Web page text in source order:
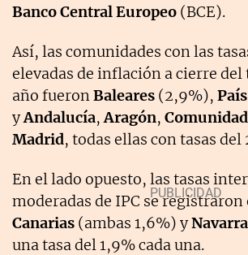
Banco Central Europeo (BCE).
Así, las comunidades con las
elevadas de inflación a cierre del
año fueronBaleares (2,9%),
yAndalucía,Aragón,
Madrid, todas ellas con tasas del
En el lado opuesto, las tasas
moderadas de IPC se registraron
Canarias (ambas 1,6%) yNavarra
una tasa del 1,9% cada una.